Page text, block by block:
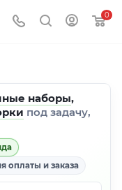
0
наборы,
под задачу,
оплаты и заказа